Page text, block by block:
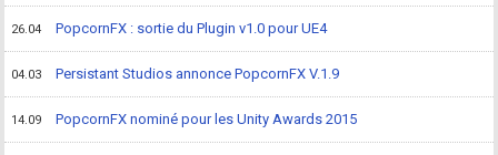
26.04 PopcornFX : sortie du Plugin v1.0 pour UE4
04.03 Persistant Studios annonce PopcornFX V.1.9
14.09 PopcornFX nominé pour les Unity Awards 2015